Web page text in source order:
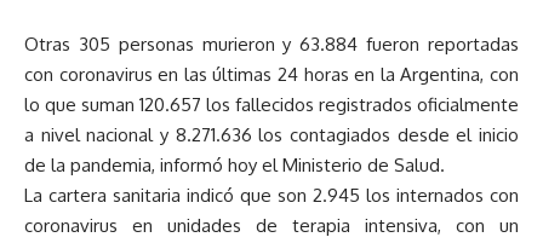
Otras 305 personas murieron y 63.884 fueron reportadas
con coronavirus en las últimas 24 horas en la Argentina, con
lo que suman 120.657 los fallecidos registrados oficialmente
a nivel nacional y 8.271.636 los contagiados desde el inicio
de la pandemia, informó hoy el Ministerio de Salud.
La cartera sanitaria indicó que son 2.945 los internados con
coronavirus en unidades de terapia intensiva, con un